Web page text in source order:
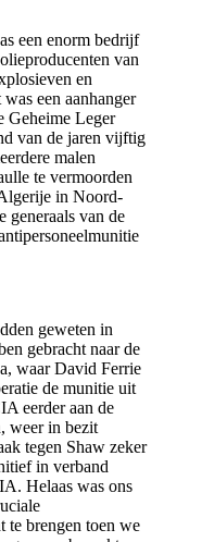
een enorm bedrijf
van
en
een aanhanger
Geheime Leger
van de jaren vijftig
malen
te vermoorden
in Noord-
van de
geweten in
gebracht naar de
waar David Ferrie
de munitie uit
eerder aan de
weer in bezit
tegen Shaw zeker
in verband
Helaas was ons
te brengen toen we